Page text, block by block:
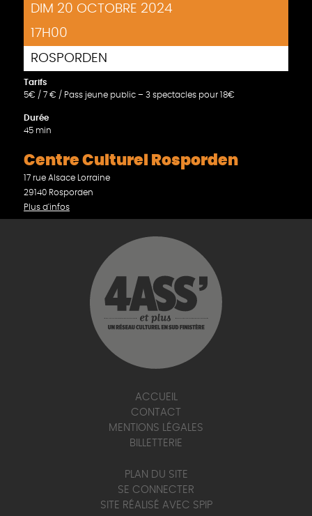
DIM 20 OCTOBRE 2024
17H00
ROSPORDEN
Tarifs
5€ / 7 € / Pass jeune public – 3 spectacles pour 18€
Durée
45 min
Centre Culturel Rosporden
17 rue Alsace Lorraine
29140 Rosporden
Plus d'infos
ACCUEIL
CONTACT
MENTIONS LÉGALES
BILLETTERIE
PLAN DU SITE
SE CONNECTER
SITE RÉALISÉ AVEC SPIP